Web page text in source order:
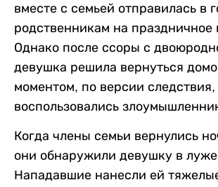
вместе с семьей отправилась в
родственникам на праздничное
Однако после ссоры с
девушка решила вернуться
моментом, по версии следствия,
воспользовались
Когда члены семьи вернулись
они обнаружили девушку в
Нападавшие нанесли ей